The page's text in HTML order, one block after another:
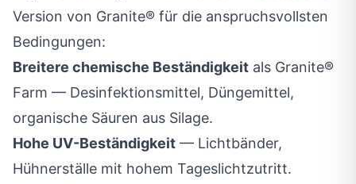
Version von Granite® für die anspruchsvollsten
Bedingungen:
Breitere chemische Beständigkeit als Granite®
Farm — Desinfektionsmittel, Düngemittel,
organische Säuren aus Silage.
Hohe UV-Beständigkeit — Lichtbänder,
Hühnerställe mit hohem Tageslichtzutritt.